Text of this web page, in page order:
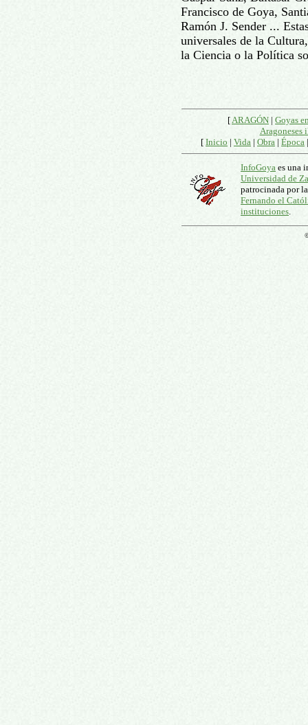
Francisco de Goya,
Ramón J. Sender ...
universales de la
la Ciencia o la Política
[ ARAGÓN | Goyas
Aragoneses
[ Inicio | Vida | Obra | Época
InfoGoya es una
Universidad de
patrocinada por
Fernando el
instituciones